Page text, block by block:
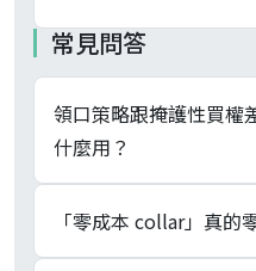
常見問答
領口策略跟掩護性買權
什麼用？
掩護性買權只有兩腿
被封頂、下跌僅靠權利
「零成本 collar」真的